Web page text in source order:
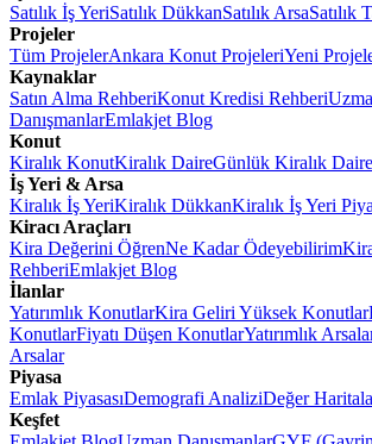
Satılık İş YeriSatılık DükkanSatılık ArsaSatılık
Projeler
Tüm ProjelerAnkara Konut ProjeleriYeni
Kaynaklar
Satın Alma RehberiKonut Kredisi Rehberi
DanışmanlarEmlakjet Blog
Konut
Kiralık KonutKiralık DaireGünlük Kiralık Daire
İş Yeri & Arsa
Kiralık İş YeriKiralık DükkanKiralık İş Yeri
Kiracı Araçları
Kira Değerini ÖğrenNe Kadar Ödeyebilirim
RehberiEmlakjet Blog
İlanlar
Yatırımlık KonutlarKira Geliri Yüksek Konutlar
KonutlarFiyatı Düşen KonutlarYatırımlık
Arsalar
Piyasa
Emlak PiyasasıDemografi AnaliziDeğer
Keşfet